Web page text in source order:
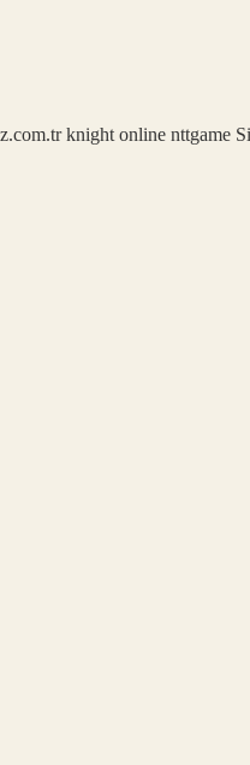
knight online nttgame